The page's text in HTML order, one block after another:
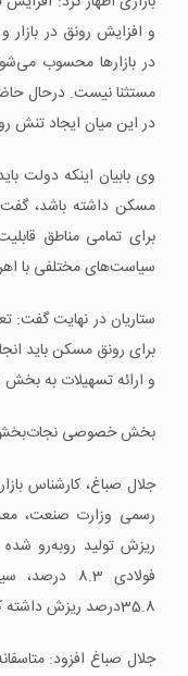
و افزایش رونق در بازار
در بازارها محسوب
در این میان ایجاد تنش
وی بابیان اینکه دولت
مسکن داشته باشد،
برای تمامی مناطق
سیاست‌های مختلفی با
ستاریان در نهایت گفت:
برای رونق مسکن باید
و ارائه تسهیلات به
بخش خصوصی نجات‌بخش
جلال صباغ، کارشناس
رسمی وزارت صنعت،
ریزش تولید روبه‌رو
35.8درصد ریزش داشته که دلیل اصلی این ریزش رکود مسکن است.
جلال صباغ افزود: